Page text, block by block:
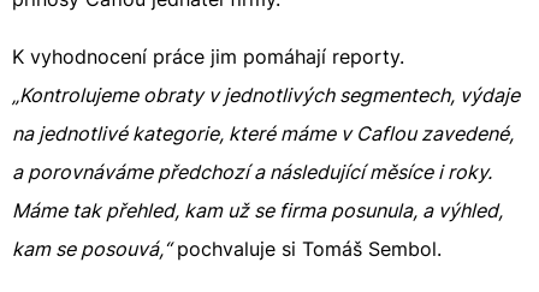
K vyhodnocení práce jim pomáhají reporty.
„Kontrolujeme obraty v jednotlivých segmentech, výdaje
na jednotlivé kategorie, které máme v Caflou zavedené,
a porovnáváme předchozí a následující měsíce i roky.
Máme tak přehled, kam už se firma posunula, a výhled,
kam se posouvá,“pochvaluje si Tomáš Sembol.